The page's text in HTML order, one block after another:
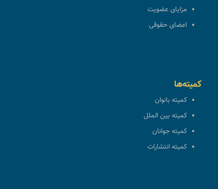
مزایای عضویت
اعضای حقوقی
کمیته‌ها
کمیته بانوان
کمیته بین الملل
کمیته جوانان
کمیته انتشارات